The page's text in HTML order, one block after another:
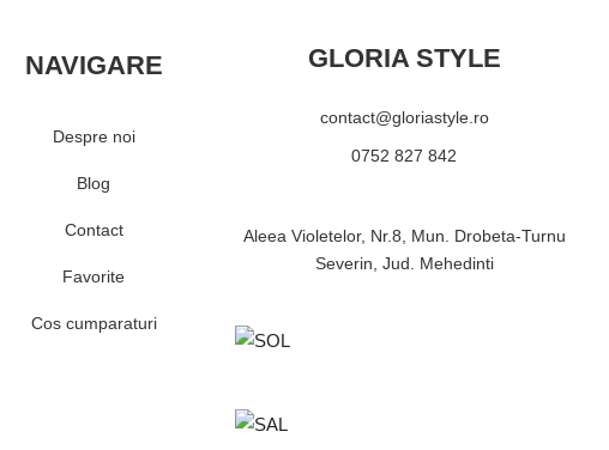
NAVIGARE
Despre noi
Blog
Contact
Favorite
Cos cumparaturi
GLORIA STYLE
contact@gloriastyle.ro
0752 827 842
Aleea Violetelor, Nr.8, Mun. Drobeta-Turnu
Severin, Jud. Mehedinti